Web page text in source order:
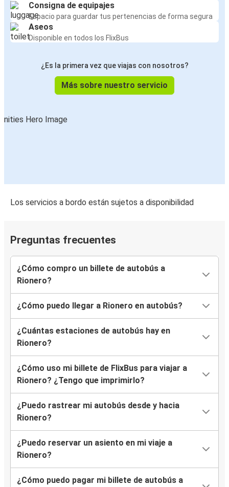
Consigna de equipajes
Espacio para guardar tus pertenencias de forma segura
Aseos
Disponible en todos los FlixBus
¿Es la primera vez que viajas con nosotros?
Más sobre nuestro servicio
Los servicios a bordo están sujetos a disponibilidad
Preguntas frecuentes
¿Cómo compro un billete de autobús a
Rionero?
¿Cómo puedo llegar a Rionero en autobús?
¿Cuántas estaciones de autobús hay en
Rionero?
¿Cómo uso mi billete de FlixBus para viajar a
Rionero? ¿Tengo que imprimirlo?
¿Puedo rastrear mi autobús desde y hacia
Rionero?
¿Puedo reservar un asiento en mi viaje a
Rionero?
¿Cómo puedo pagar mi billete de autobús a